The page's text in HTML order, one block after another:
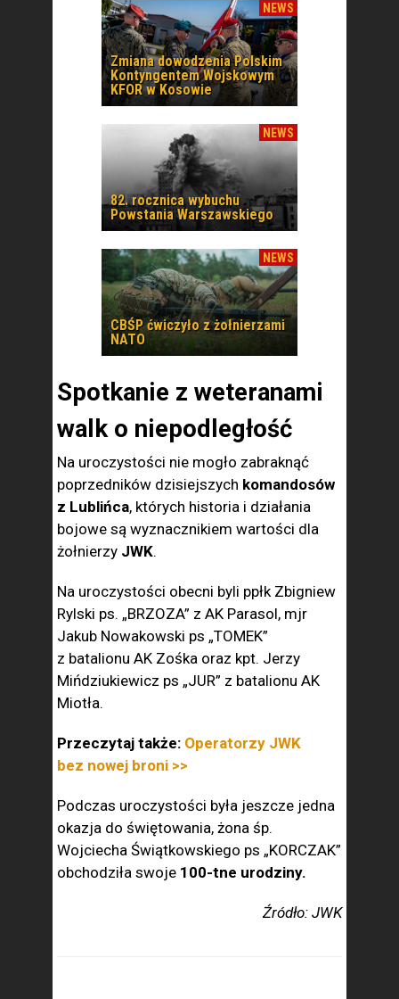
NEWS
Zmiana dowodzenia Polskim
Kontyngentem Wojskowym
KFOR w Kosowie
NEWS
82. rocznica wybuchu
Powstania Warszawskiego
NEWS
CBŚP ćwiczyło z żołnierzami
NATO
Spotkanie z weteranami
walk o niepodległość
Na uroczystości nie mogło zabraknąć
poprzedników dzisiejszych komandosów
z Lublińca, których historia i działania
bojowe są wyznacznikiem wartości dla
żołnierzy JWK.
Na uroczystości obecni byli ppłk Zbigniew
Rylski ps. „BRZOZA” z AK Parasol, mjr
Jakub Nowakowski ps „TOMEK”
z batalionu AK Zośka oraz kpt. Jerzy
Mińdziukiewicz ps „JUR” z batalionu AK
Miotła.
Przeczytaj także: Operatorzy JWK
bez nowej broni >>
Podczas uroczystości była jeszcze jedna
okazja do świętowania, żona śp.
Wojciecha Świątkowskiego ps „KORCZAK”
obchodziła swoje 100-tne urodziny.
Źródło: JWK